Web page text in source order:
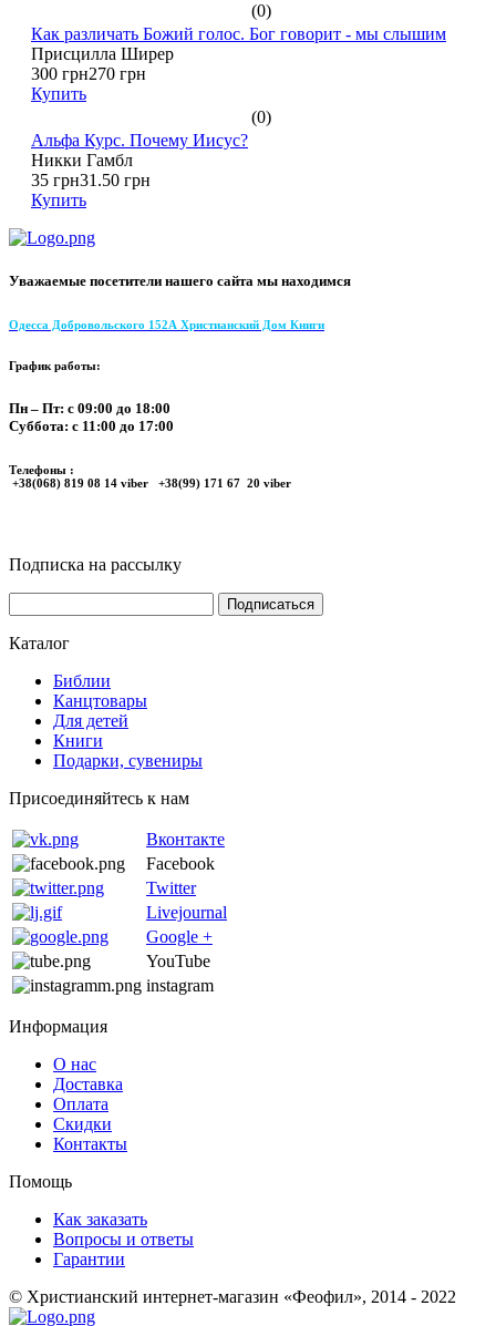
(0)
Как различать Божий голос. Бог говорит - мы слышим
Присцилла Ширер
300 грн270 грн
Купить
(0)
Альфа Курс. Почему Иисус?
Никки Гамбл
35 грн31.50 грн
Купить
Уважаемые посетители нашего сайта мы находимся
Одесса Добровольского 152А Христианский Дом Книги
График работы:
Пн – Пт: с 09:00 до 18:00
Суббота: с 11:00 до 17:00
Телефоны :
+38(068) 819 08 14 viber +38(99) 171 67 20 viber
Подписка на рассылку
Каталог
Библии
Канцтовары
Для детей
Книги
Подарки, сувениры
Присоединяйтесь к нам
Вконтакте
Facebook
Twitter
Livejournal
Google +
YouTube
instagram
Информация
О нас
Доставка
Оплата
Скидки
Контакты
Помощь
Как заказать
Вопросы и ответы
Гарантии
© Христианский интернет-магазин «Феофил», 2014 - 2022